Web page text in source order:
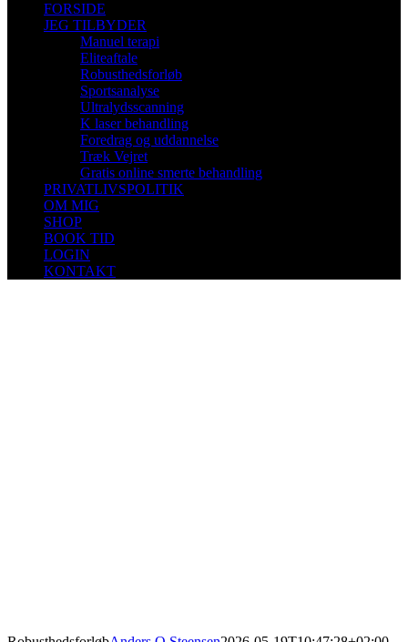
FORSIDE
JEG TILBYDER
Manuel terapi
Eliteaftale
Robusthedsforløb
Sportsanalyse
Ultralydsscanning
K laser behandling
Foredrag og uddannelse
Træk Vejret
Gratis online smerte behandling
PRIVATLIVSPOLITIK
OM MIG
SHOP
BOOK TID
LOGIN
KONTAKT